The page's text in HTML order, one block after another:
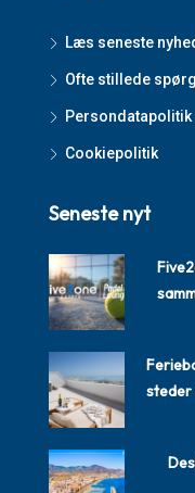
Læs seneste
Ofte stillede
Persondatapolitik
Cookiepolitik
Seneste nyt
steder